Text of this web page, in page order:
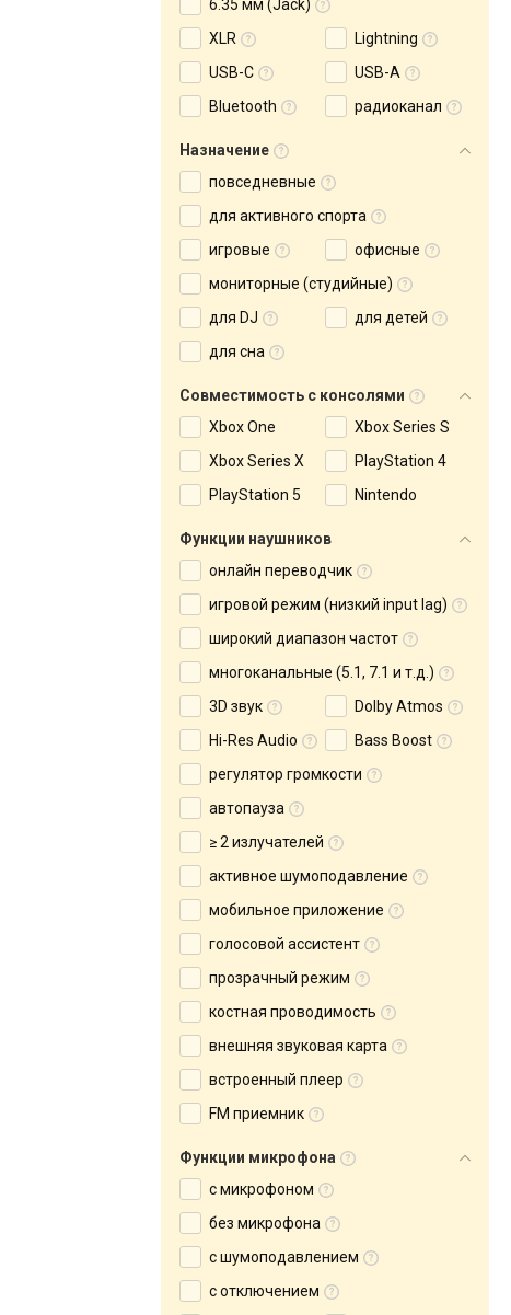
6.35 мм (Jack)
XLR
Lightning
USB-C
USB-A
Bluetooth
радиоканал
Назначение
повседневные
для активного спорта
игровые
офисные
мониторные (студийные)
для DJ
для детей
для сна
Совместимость с консолями
Xbox One
Xbox Series S
Xbox Series X
PlayStation 4
PlayStation 5
Nintendo
Функции наушников
онлайн переводчик
игровой режим (низкий input lag)
широкий диапазон частот
многоканальные (5.1, 7.1 и т.д.)
3D звук
Dolby Atmos
Hi-Res Audio
Bass Boost
регулятор громкости
автопауза
≥ 2 излучателей
активное шумоподавление
мобильное приложение
голосовой ассистент
прозрачный режим
костная проводимость
внешняя звуковая карта
встроенный плеер
FM приемник
Функции микрофона
с микрофоном
без микрофона
с шумоподавлением
с отключением